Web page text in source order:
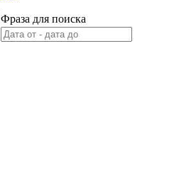
Фраза для поиска